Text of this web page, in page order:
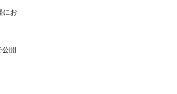
にお
開